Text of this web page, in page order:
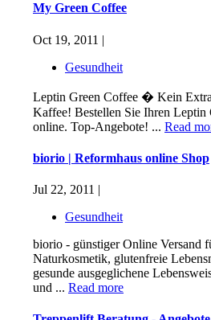
My Green Coffee
Oct 19, 2011 |
Gesundheit
Leptin Green Coffee � Kein
Kaffee! Bestellen Sie Ihren
online. Top-Angebote! ... Read
biorio | Reformhaus online Shop
Jul 22, 2011 |
Gesundheit
biorio - günstiger Online Versand
Naturkosmetik, glutenfreie
gesunde ausgeglichene
und ... Read more